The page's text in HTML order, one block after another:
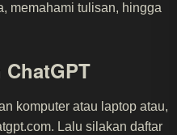
memahami tulisan, hingga
komputer atau laptop atau,
Lalu silakan daftar